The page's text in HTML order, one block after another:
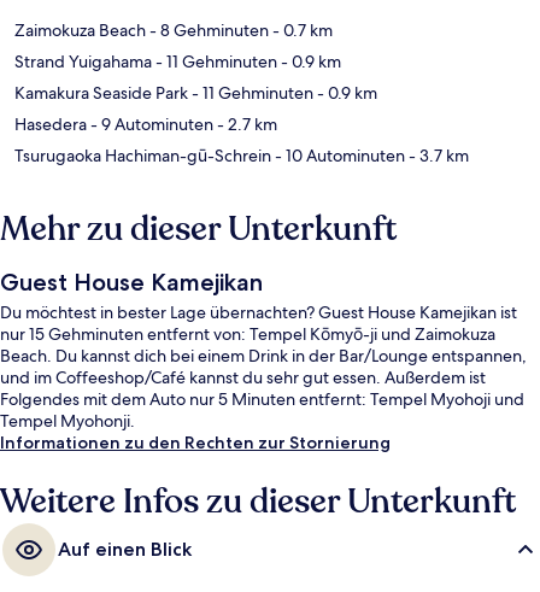
Zaimokuza Beach- 8 Gehminuten- 0.7 km
Strand Yuigahama- 11 Gehminuten- 0.9 km
Kamakura Seaside Park- 11 Gehminuten- 0.9 km
Hasedera- 9 Autominuten- 2.7 km
Tsurugaoka Hachiman-gū-Schrein- 10 Autominuten- 3.7 km
Mehr zu dieser Unterkunft
Guest House Kamejikan
Du möchtest in bester Lage übernachten? Guest House Kamejikan ist
nur 15 Gehminuten entfernt von: Tempel Kōmyō-ji und Zaimokuza
Beach. Du kannst dich bei einem Drink in der Bar/Lounge entspannen,
und im Coffeeshop/Café kannst du sehr gut essen. Außerdem ist
Folgendes mit dem Auto nur 5 Minuten entfernt: Tempel Myohoji und
Tempel Myohonji.
Informationen zu den Rechten zur Stornierung
Weitere Infos zu dieser Unterkunft
Auf einen Blick